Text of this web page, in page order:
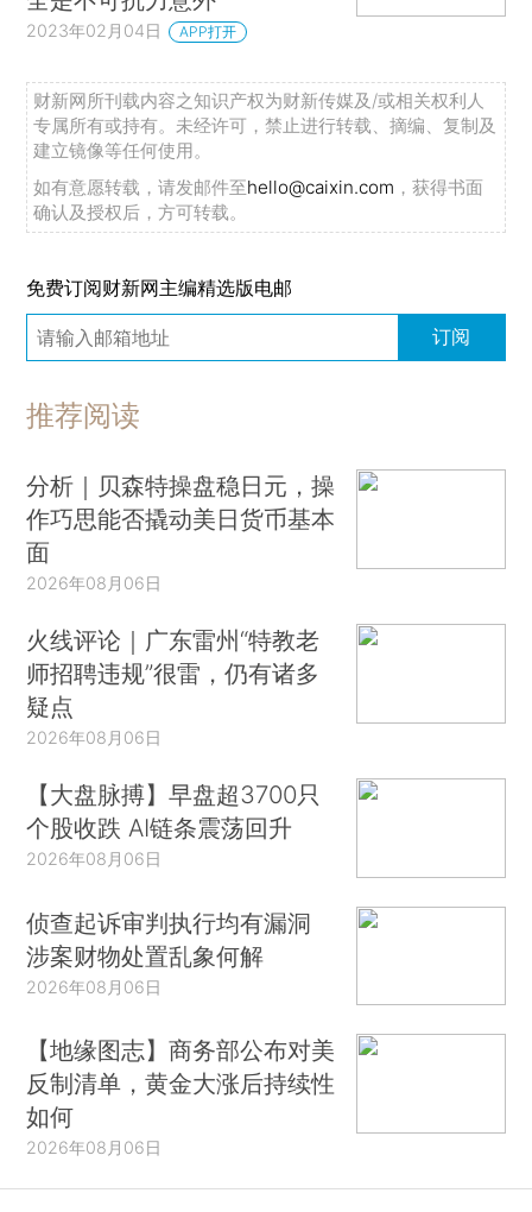
2023年02月04日 APP打开
财新网所刊载内容之知识产权为财新传媒及/或相关权利人
专属所有或持有。未经许可，禁止进行转载、摘编、复制及
建立镜像等任何使用。
如有意愿转载，请发邮件至hello@caixin.com ，获得书面
确认及授权后，方可转载。
免费订阅财新网主编精选版电邮
订阅
推荐阅读
分析｜贝森特操盘稳日元，操
作巧思能否撬动美日货币基本
面
2026年08月06日
火线评论｜广东雷州“特教老
师招聘违规”很雷，仍有诸多
疑点
2026年08月06日
【大盘脉搏】早盘超3700只
个股收跌 AI链条震荡回升
2026年08月06日
侦查起诉审判执行均有漏洞
涉案财物处置乱象何解
2026年08月06日
【地缘图志】商务部公布对美
反制清单，黄金大涨后持续性
如何
2026年08月06日